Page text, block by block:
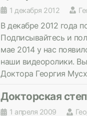
1 декабря 2012
В декабре 2012 года
Подписывайтесь и
мае 2014 у нас
наши видеоролики.
Доктора Георгия
Докторская
1 апреля 2009